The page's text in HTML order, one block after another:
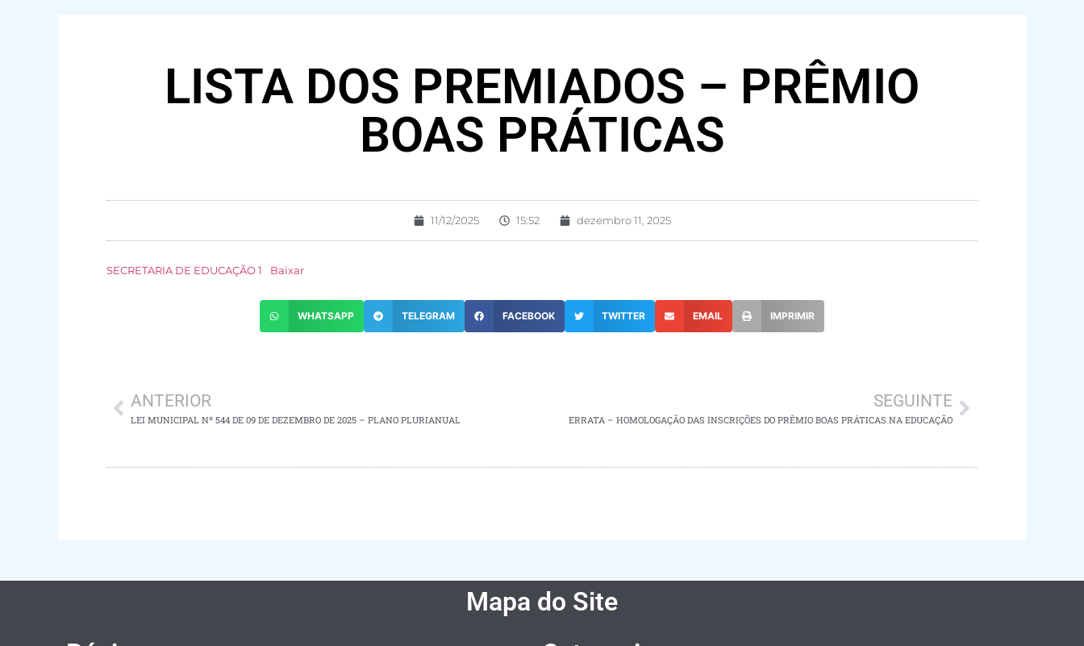
LISTA DOS PREMIADOS – PRÊMIO
BOAS PRÁTICAS
11/12/2025 15:52 dezembro 11, 2025
SECRETARIA DE EDUCAÇÃO 1 Baixar
WHATSAPP TELEGRAM FACEBOOK TWITTER EMAIL IMPRIMIR
ANTERIOR
LEI MUNICIPAL Nº 544 DE 09 DE DEZEMBRO DE 2025 – PLANO PLURIANUAL
SEGUINTE
ERRATA – HOMOLOGAÇÃO DAS INSCRIÇÕES DO PRÊMIO BOAS PRÁTICAS NA EDUCAÇÃO
Mapa do Site